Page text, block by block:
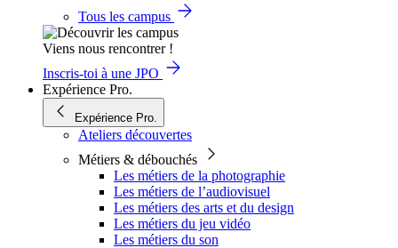
Tous les campus
Viens nous rencontrer !
Inscris-toi à une JPO
Expérience Pro.
Expérience Pro.
Ateliers découvertes
Métiers & débouchés
Les métiers de la photographie
Les métiers de l’audiovisuel
Les métiers des arts et du design
Les métiers du jeu vidéo
Les métiers du son